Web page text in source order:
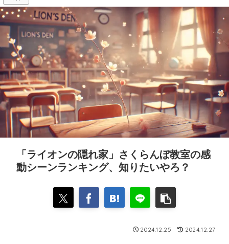
「ライオンの隠れ家」さくらんぼ教室の感
動シーンランキング、知りたいやろ？
2024.12.25 2024.12.27